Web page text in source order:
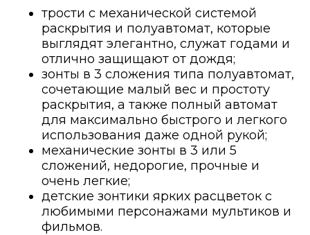
трости с механической системой
раскрытия и полуавтомат, которые
выглядят элегантно, служат годами и
отлично защищают от дождя;
зонты в 3 сложения типа полуавтомат,
сочетающие малый вес и простоту
раскрытия, а также полный автомат
для максимально быстрого и легкого
использования даже одной рукой;
механические зонты в 3 или 5
сложений, недорогие, прочные и
очень легкие;
детские зонтики ярких расцветок с
любимыми персонажами мультиков и
фильмов.